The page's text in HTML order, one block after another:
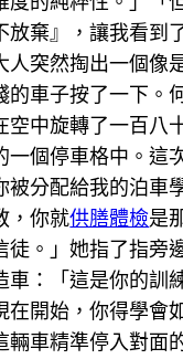
棄』，讓我看到
人突然掏出一個像
的車子按了一下。
空中旋轉了一百八
一個停車格中。這
分配給我的泊車
，你就供膳體檢是
徒。」她指了指旁
車：「這是你的訓
在開始，你得學會
輛車精準停入對面